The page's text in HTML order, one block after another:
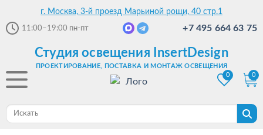
г. Москва, 3-й проезд Марьиной рощи, 40 стр.1
11:00–19:00 пн-пт +7 495 664 63 75
Студия освещения InsertDesign
ПРОЕКТИРОВАНИЕ, ПОСТАВКА И МОНТАЖ ОСВЕЩЕНИЯ
0
0